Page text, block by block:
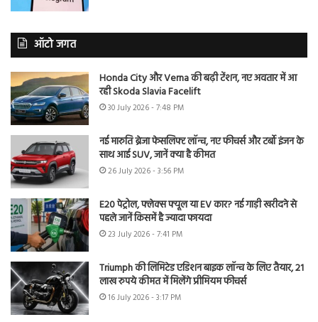
ऑटो जगत
Honda City और Verna की बढ़ी टेंशन, नए अवतार में आ
रही Skoda Slavia Facelift
30 July 2026 - 7:48 PM
नई मारुति ब्रेजा फेसलिफ्ट लॉन्च, नए फीचर्स और टर्बो इंजन के
साथ आई SUV, जानें क्या है कीमत
26 July 2026 - 3:56 PM
E20 पेट्रोल, फ्लेक्स फ्यूल या EV कार? नई गाड़ी खरीदने से
पहले जानें किसमें है ज्यादा फायदा
23 July 2026 - 7:41 PM
Triumph की लिमिटेड एडिशन बाइक लॉन्च के लिए तैयार, 21
लाख रुपये कीमत में मिलेंगे प्रीमियम फीचर्स
16 July 2026 - 3:17 PM